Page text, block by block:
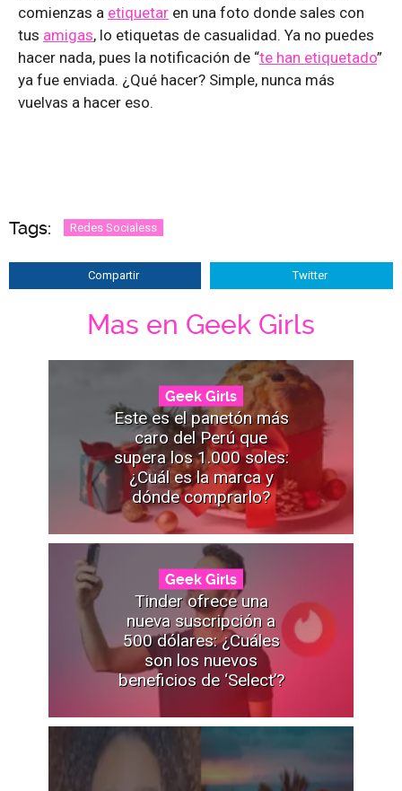
comienzas a etiquetar en una foto donde sales con
tus amigas, lo etiquetas de casualidad. Ya no puedes
hacer nada, pues la notificación de “te han etiquetado”
ya fue enviada. ¿Qué hacer? Simple, nunca más
vuelvas a hacer eso.
Tags: Redes Socialess
Compartir Twitter
Mas en Geek Girls
Geek Girls
Este es el panetón más
caro del Perú que
supera los 1.000 soles:
¿Cuál es la marca y
dónde comprarlo?
Geek Girls
Tinder ofrece una
nueva suscripción a
500 dólares: ¿Cuáles
son los nuevos
beneficios de ‘Select’?